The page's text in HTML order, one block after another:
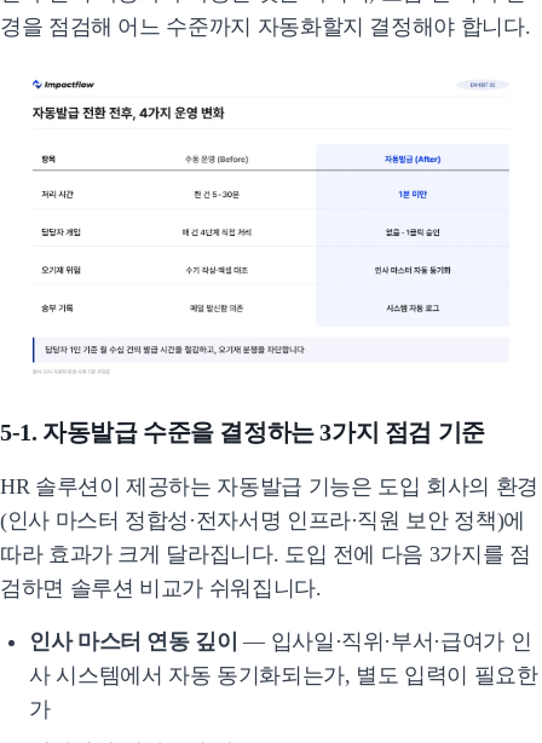
경을 점검해 어느 수준까지 자동화할지 결정해야 합니다.
5-1. 자동발급 수준을 결정하는 3가지 점검 기준
HR 솔루션이 제공하는 자동발급 기능은 도입 회사의 환경
(인사 마스터 정합성·전자서명 인프라·직원 보안 정책)에
따라 효과가 크게 달라집니다. 도입 전에 다음 3가지를 점
검하면 솔루션 비교가 쉬워집니다.
인사 마스터 연동 깊이 — 입사일·직위·부서·급여가 인
사 시스템에서 자동 동기화되는가, 별도 입력이 필요한
가